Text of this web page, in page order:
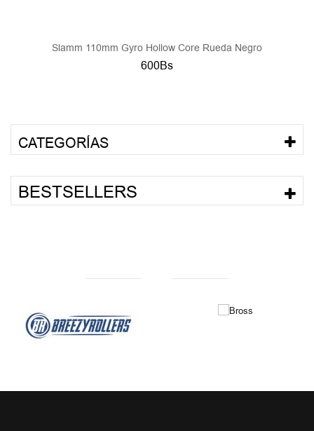
Slamm 110mm Gyro Hollow Core Rueda Negro
600Bs
CATEGORÍAS
BESTSELLERS